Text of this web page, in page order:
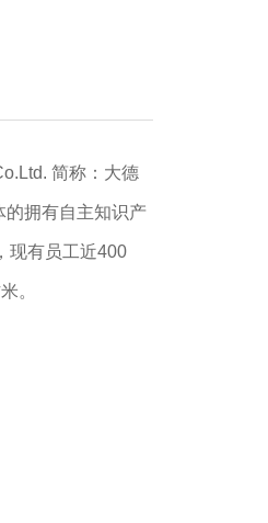
简称：大德
的拥有自主知识产
现有员工近400
。